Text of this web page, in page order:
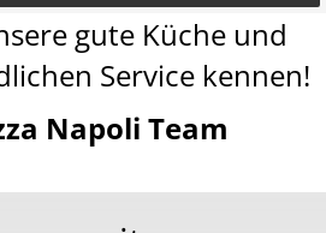
gute Küche und
Service kennen!
Napoli Team